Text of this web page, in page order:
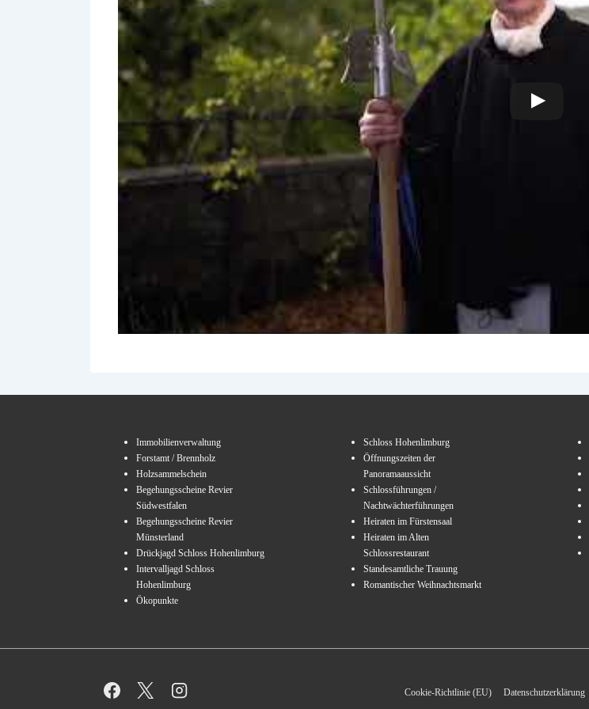
Immobilienverwaltung
Forstamt / Brennholz
Holzsammelschein
Begehungsscheine Revier
Südwestfalen
Begehungsscheine Revier
Münsterland
Drückjagd Schloss Hohenlimburg
Intervalljagd Schloss
Hohenlimburg
Ökopunkte
Schloss Hohenlimburg
Öffnungszeiten der
Panoramaaussicht
Schlossführungen /
Nachtwächterführungen
Heiraten im Fürstensaal
Heiraten im Alten
Schlossrestaurant
Standesamtliche Trauung
Romantischer Weihnachtsmarkt
Footer-
Cookie-Richtlinie (EU) Datenschutzerklärung